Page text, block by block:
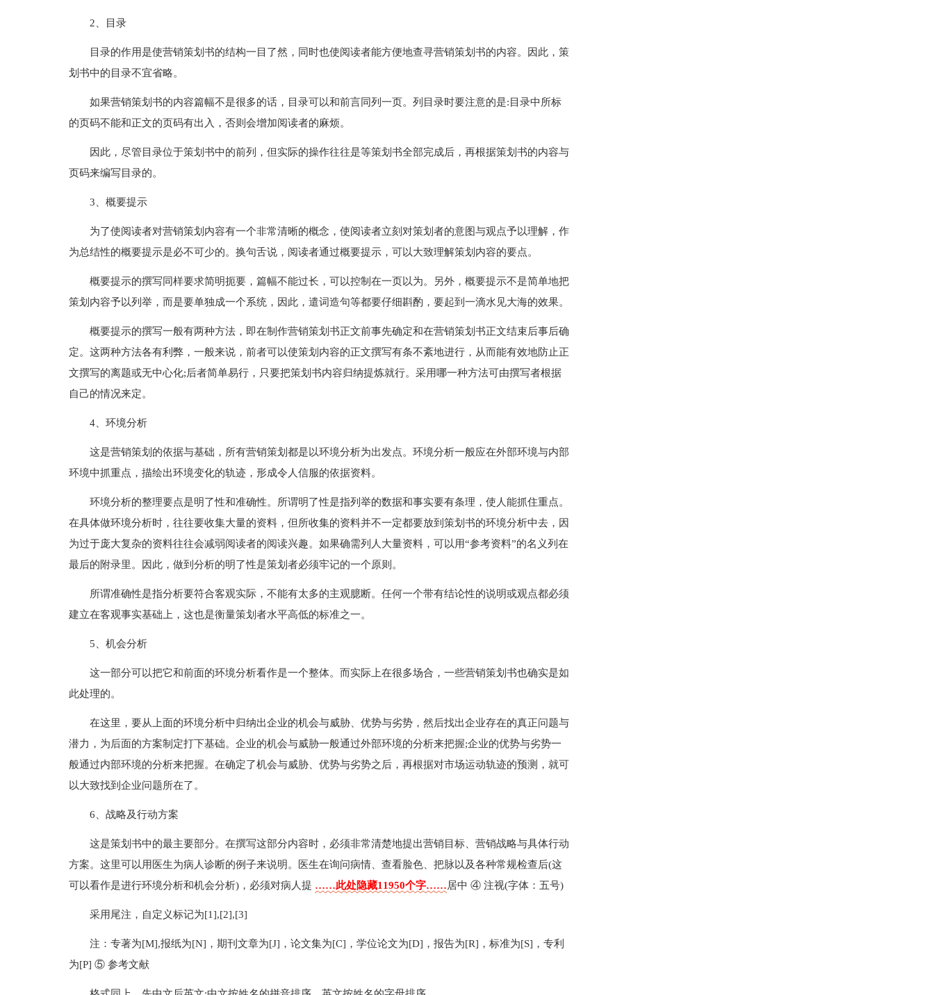
2、目录
目录的作用是使营销策划书的结构一目了然，同时也使阅读者能方便地查寻营销策划书的内容。因此，策
划书中的目录不宜省略。
如果营销策划书的内容篇幅不是很多的话，目录可以和前言同列一页。列目录时要注意的是:目录中所标
的页码不能和正文的页码有出入，否则会增加阅读者的麻烦。
因此，尽管目录位于策划书中的前列，但实际的操作往往是等策划书全部完成后，再根据策划书的内容与
页码来编写目录的。
3、概要提示
为了使阅读者对营销策划内容有一个非常清晰的概念，使阅读者立刻对策划者的意图与观点予以理解，作
为总结性的概要提示是必不可少的。换句舌说，阅读者通过概要提示，可以大致理解策划内容的要点。
概要提示的撰写同样要求简明扼要，篇幅不能过长，可以控制在一页以为。另外，概要提示不是简单地把
策划内容予以列举，而是要单独成一个系统，因此，遣词造句等都要仔细斟酌，要起到一滴水见大海的效果。
概要提示的撰写一般有两种方法，即在制作营销策划书正文前事先确定和在营销策划书正文结束后事后确
定。这两种方法各有利弊，一般来说，前者可以使策划内容的正文撰写有条不紊地进行，从而能有效地防止正
文撰写的离题或无中心化;后者简单易行，只要把策划书内容归纳提炼就行。采用哪一种方法可由撰写者根据
自己的情况来定。
4、环境分析
这是营销策划的依据与基础，所有营销策划都是以环境分析为出发点。环境分析一般应在外部环境与内部
环境中抓重点，描绘出环境变化的轨迹，形成令人信服的依据资料。
环境分析的整理要点是明了性和准确性。所谓明了性是指列举的数据和事实要有条理，使人能抓住重点。
在具体做环境分析时，往往要收集大量的资料，但所收集的资料并不一定都要放到策划书的环境分析中去，因
为过于庞大复杂的资料往往会减弱阅读者的阅读兴趣。如果确需列人大量资料，可以用“参考资料”的名义列在
最后的附录里。因此，做到分析的明了性是策划者必须牢记的一个原则。
所谓准确性是指分析要符合客观实际，不能有太多的主观臆断。任何一个带有结论性的说明或观点都必须
建立在客观事实基础上，这也是衡量策划者水平高低的标准之一。
5、机会分析
这一部分可以把它和前面的环境分析看作是一个整体。而实际上在很多场合，一些营销策划书也确实是如
此处理的。
在这里，要从上面的环境分析中归纳出企业的机会与威胁、优势与劣势，然后找出企业存在的真正问题与
潜力，为后面的方案制定打下基础。企业的机会与威胁一般通过外部环境的分析来把握;企业的优势与劣势一
般通过内部环境的分析来把握。在确定了机会与威胁、优势与劣势之后，再根据对市场运动轨迹的预测，就可
以大致找到企业问题所在了。
6、战略及行动方案
这是策划书中的最主要部分。在撰写这部分内容时，必须非常清楚地提出营销目标、营销战略与具体行动
方案。这里可以用医生为病人诊断的例子来说明。医生在询问病情、查看脸色、把脉以及各种常规检查后(这
可以看作是进行环境分析和机会分析)，必须对病人提 ……此处隐藏11950个字……居中 ④ 注视(字体：五号)
采用尾注，自定义标记为[1],[2],[3]
注：专著为[M],报纸为[N]，期刊文章为[J]，论文集为[C]，学位论文为[D]，报告为[R]，标准为[S]，专利
为[P] ⑤ 参考文献